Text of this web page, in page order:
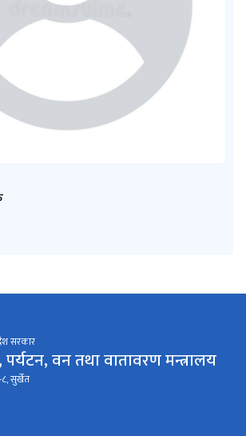
सरकार
पर्यटन, वन तथा वातावरण मन्त्रालय
८, सुर्खेत